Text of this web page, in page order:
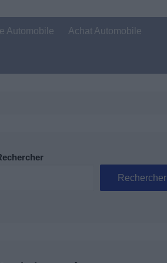
Automobile Achat Automobile
Rechercher